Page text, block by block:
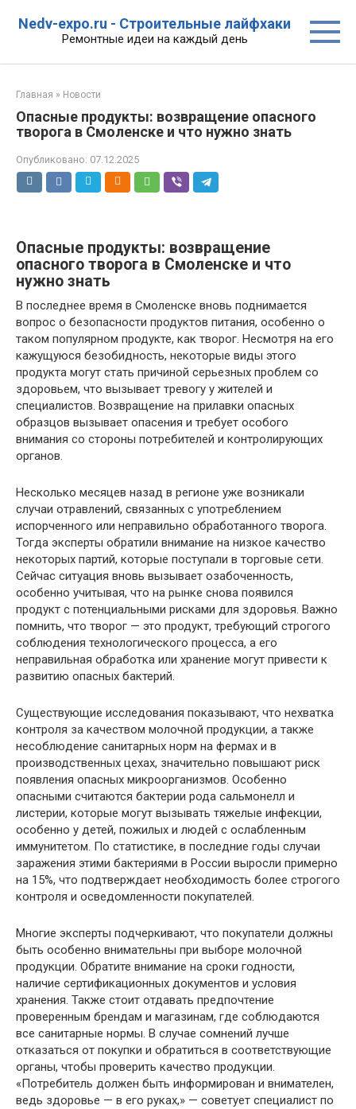
Nedv-expo.ru - Строительные лайфхаки
Ремонтные идеи на каждый день
Главная » Новости
Опасные продукты: возвращение опасного
творога в Смоленске и что нужно знать
Опубликовано: 07.12.2025
Опасные продукты: возвращение
опасного творога в Смоленске и что
нужно знать
В последнее время в Смоленске вновь поднимается
вопрос о безопасности продуктов питания, особенно о
таком популярном продукте, как творог. Несмотря на его
кажущуюся безобидность, некоторые виды этого
продукта могут стать причиной серьезных проблем со
здоровьем, что вызывает тревогу у жителей и
специалистов. Возвращение на прилавки опасных
образцов вызывает опасения и требует особого
внимания со стороны потребителей и контролирующих
органов.
Несколько месяцев назад в регионе уже возникали
случаи отравлений, связанных с употреблением
испорченного или неправильно обработанного творога.
Тогда эксперты обратили внимание на низкое качество
некоторых партий, которые поступали в торговые сети.
Сейчас ситуация вновь вызывает озабоченность,
особенно учитывая, что на рынке снова появился
продукт с потенциальными рисками для здоровья. Важно
помнить, что творог — это продукт, требующий строгого
соблюдения технологического процесса, а его
неправильная обработка или хранение могут привести к
развитию опасных бактерий.
Существующие исследования показывают, что нехватка
контроля за качеством молочной продукции, а также
несоблюдение санитарных норм на фермах и в
производственных цехах, значительно повышают риск
появления опасных микроорганизмов. Особенно
опасными считаются бактерии рода сальмонелл и
листерии, которые могут вызывать тяжелые инфекции,
особенно у детей, пожилых и людей с ослабленным
иммунитетом. По статистике, в последние годы случаи
заражения этими бактериями в России выросли примерно
на 15%, что подтверждает необходимость более строгого
контроля и осведомленности покупателей.
Многие эксперты подчеркивают, что покупатели должны
быть особенно внимательны при выборе молочной
продукции. Обратите внимание на сроки годности,
наличие сертификационных документов и условия
хранения. Также стоит отдавать предпочтение
проверенным брендам и магазинам, где соблюдаются
все санитарные нормы. В случае сомнений лучше
отказаться от покупки и обратиться в соответствующие
органы, чтобы проверить качество продукции.
«Потребитель должен быть информирован и внимателен,
ведь здоровье — в его руках,» — советует специалист по